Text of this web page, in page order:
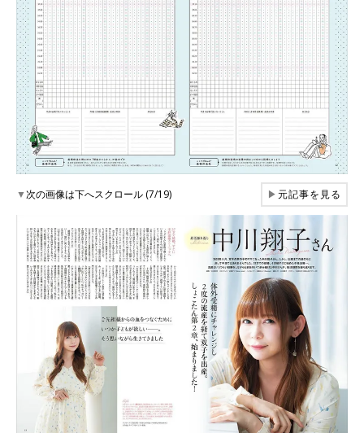
▼次の画像は下へスクロール (7/19) ▶元記事を見る